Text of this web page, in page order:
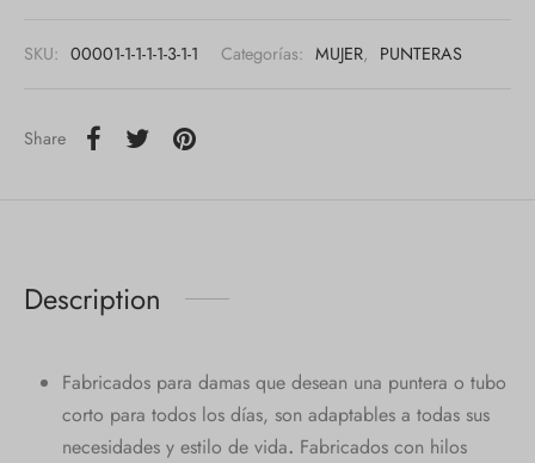
SKU: 00001-1-1-1-1-3-1-1 Categorías: MUJER, PUNTERAS
Share
Description
Fabricados para damas que desean una puntera o tubo
corto para todos los días, son adaptables a todas sus
necesidades y estilo de vida. Fabricados con hilos